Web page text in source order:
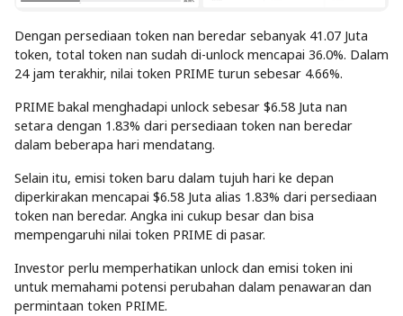
Dengan persediaan token nan beredar sebanyak 41.07 Juta
token, total token nan sudah di-unlock mencapai 36.0%. Dalam
24 jam terakhir, nilai token PRIME turun sebesar 4.66%.
PRIME bakal menghadapi unlock sebesar $6.58 Juta nan
setara dengan 1.83% dari persediaan token nan beredar
dalam beberapa hari mendatang.
Selain itu, emisi token baru dalam tujuh hari ke depan
diperkirakan mencapai $6.58 Juta alias 1.83% dari persediaan
token nan beredar. Angka ini cukup besar dan bisa
mempengaruhi nilai token PRIME di pasar.
Investor perlu memperhatikan unlock dan emisi token ini
untuk memahami potensi perubahan dalam penawaran dan
permintaan token PRIME.